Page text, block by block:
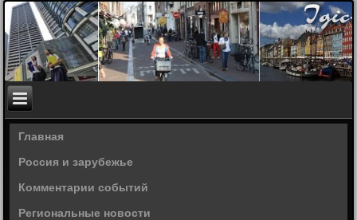
Главная
Россия и зарубежье
Комментарии событий
Региональные новости